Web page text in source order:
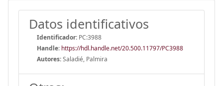
Datos identificativos
Identificador: PC:3988
Handle: https://hdl.handle.net/20.500.11797/PC3988
Autores:Saladié, Palmira